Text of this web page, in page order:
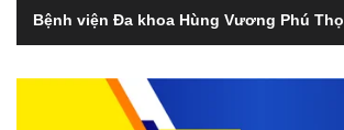
Bệnh viện Đa khoa Hùng Vương Phú Thọ